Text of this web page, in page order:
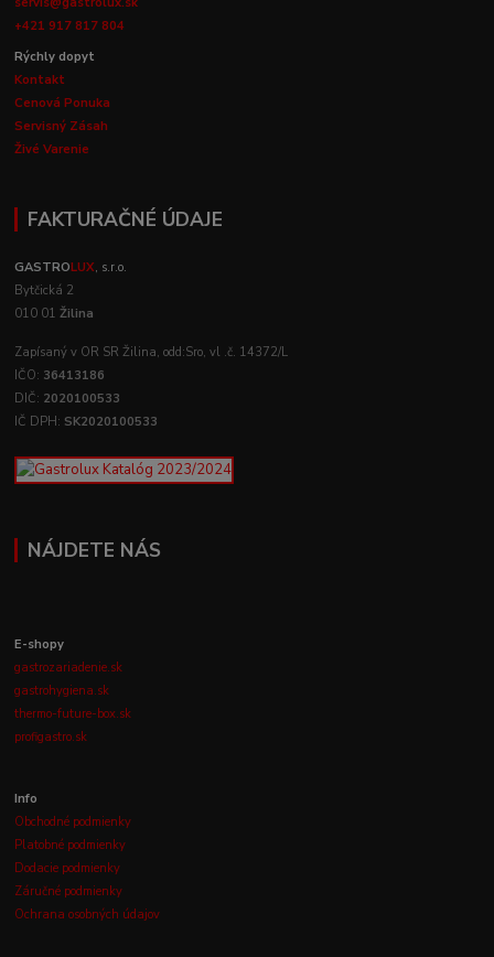
+421 917 817 804
Rýchly dopyt
Kontakt
Cenová Ponuka
Servisný Zásah
Živé Varenie
FAKTURAČNÉ ÚDAJE
GASTROLUX, s.r.o.
Bytčická 2
010 01Žilina
Zapísaný v OR SR Žilina, odd:Sro, vl .č. 14372/L
IČO: 36413186
DIČ: 2020100533
IČ DPH: SK2020100533
NÁJDETE NÁS
E-shopy
gastrozariadenie.sk
gastrohygiena.sk
thermo-future-box.sk
profigastro.sk
Info
Obchodné podmienky
Platobné podmienky
Dodacie podmienky
Záručné podmienky
Ochrana osobných údajov